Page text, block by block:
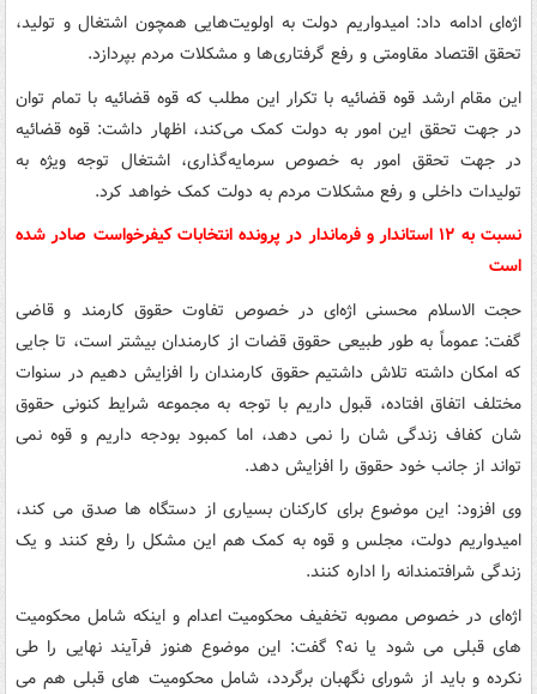
اژه‌ای ادامه داد: امیدواریم دولت به اولویت‌هایی همچون اشتغال و تولید،
تحقق اقتصاد مقاومتی و رفع گرفتاری‌ها و مشکلات مردم بپردازد.
این مقام ارشد قوه قضائیه با تکرار این مطلب که قوه قضائیه با تمام توان
در جهت تحقق این امور به دولت کمک می‌کند، اظهار داشت: قوه قضائیه
در جهت تحقق امور به خصوص سرمایه‌گذاری، اشتغال توجه ویژه به
تولیدات داخلی و رفع مشکلات مردم به دولت کمک خواهد کرد.
نسبت به ١٢ استاندار و فرماندار در پرونده انتخابات کیفرخواست صادر شده
است
حجت الاسلام محسنی اژه‌ای در خصوص تفاوت حقوق کارمند و قاضی
گفت: عموماً به طور طبیعی حقوق قضات از کارمندان بیشتر است، تا جایی
که امکان داشته تلاش داشتیم حقوق کارمندان را افزایش دهیم در سنوات
مختلف اتفاق افتاده، قبول داریم با توجه به مجموعه شرایط کنونی حقوق
شان کفاف زندگی شان را نمی دهد، اما کمبود بودجه داریم و قوه نمی
تواند از جانب خود حقوق را افزایش دهد.
وی افزود: این موضوع برای کارکنان بسیاری از دستگاه ها صدق می کند،
امیدواریم دولت، مجلس و قوه به کمک هم این مشکل را رفع کنند و یک
زندگی شرافتمندانه را اداره کنند.
اژه‌ای در خصوص مصوبه تخفیف محکومیت اعدام و اینکه شامل محکومیت
های قبلی می شود یا نه؟ گفت: این موضوع هنوز فرآیند نهایی را طی
نکرده و باید از شورای نگهبان برگردد، شامل محکومیت های قبلی هم می